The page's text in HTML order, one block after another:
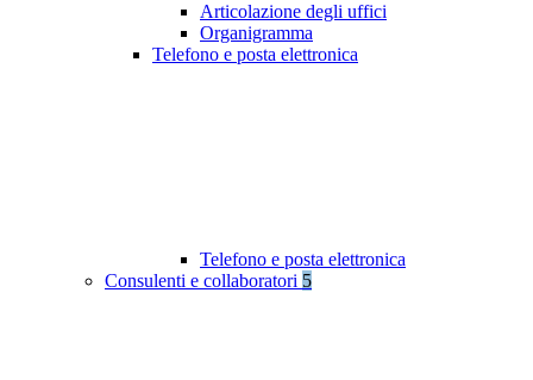
Articolazione degli uffici
Organigramma
Telefono e posta elettronica
Telefono e posta elettronica
Consulenti e collaboratori 5